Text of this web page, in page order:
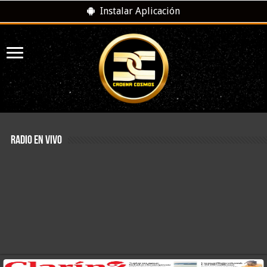
Instalar Aplicación
RADIO EN VIVO